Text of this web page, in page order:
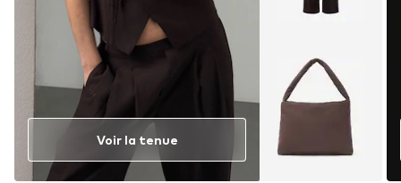
Voir la tenue